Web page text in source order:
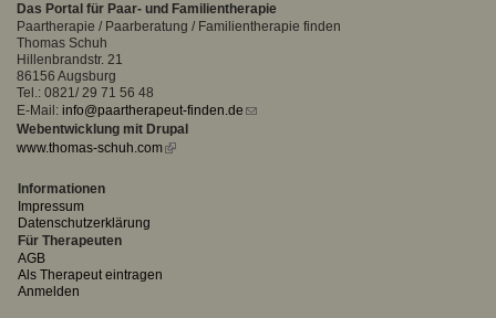
Das Portal für Paar- und Familientherapie
Paartherapie / Paarberatung / Familientherapie finden
Thomas Schuh
Hillenbrandstr. 21
86156 Augsburg
Tel.: 0821/ 29 71 56 48
E-Mail: info@paartherapeut-finden.de (link
Webentwicklung mit Drupal
www.thomas-schuh.com(link
Informationen
Impressum
Datenschutzerklärung
Für Therapeuten
AGB
Als Therapeut eintragen
Anmelden